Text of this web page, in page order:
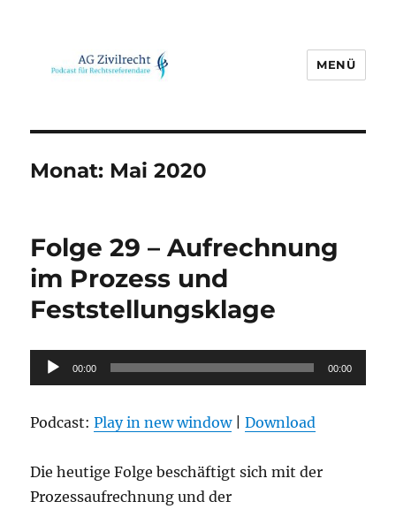
MENÜ
Monat: Mai 2020
Folge 29 – Aufrechnung
im Prozess und
Feststellungsklage
Audio-
Player
00:00 00:00
Podcast:Play in new window|Download
Die heutige Folge beschäftigt sich mit der
Prozessaufrechnung und der